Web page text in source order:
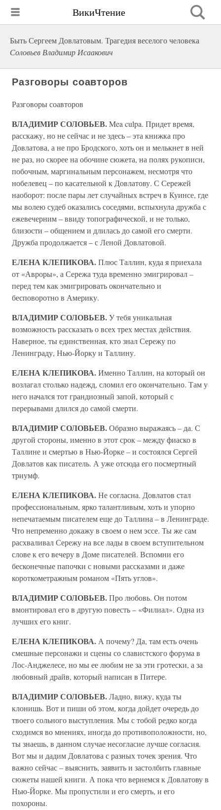
ВикиЧтение
Быть Сергеем Довлатовым. Трагедия веселого человека
Соловьев Владимир Исаакович
Разговоры соавторов
Разговоры соавторов
ВЛАДИМИР СОЛОВЬЕВ.Mea culpa. Придет время,
расскажу, но не сейчас и не здесь – эта книжка про
Довлатова, а не про Бродского, хоть он и мелькнет в ней
не раз, но скорее на обочине сюжета, на полях рукописи,
побочным, маргинальным персонажем, несмотря что
нобелевец – по касательной к Довлатову. С Сережей
наоборот: после пары лет случайных встреч в Куинсе, где
мы волею судеб оказались соседями, вспыхнула дружба с
ежевечерним – ввиду топографической, и не только,
близости – общением и длилась до самой его смерти.
Дружба продолжается – с Леной Довлатовой.
ЕЛЕНА КЛЕПИКОВА.Плюс Таллин, куда я приехала
от «Авроры», а Сережа туда временно эмигрировал –
перед тем как эмигрировать окончательно и
бесповоротно в Америку.
ВЛАДИМИР СОЛОВЬЕВ.У тебя уникальная
возможность рассказать о всех трех местах действия.
Наверное, ты единственная, кто знал Сережу по
Ленинграду, Нью-Йорку и Таллину.
ЕЛЕНА КЛЕПИКОВА.Именно Таллин, на который он
возлагал столько надежд, сломил его окончательно. Там у
него начался тот грандиозный запой, который с
перерывами длился до самой смерти.
ВЛАДИМИР СОЛОВЬЕВ.Образно выражаясь – да. С
другой стороны, именно в этот срок – между фиаско в
Таллине и смертью в Нью-Йорке – и состоялся Сергей
Довлатов как писатель. А уже отсюда его посмертный
триумф.
ЕЛЕНА КЛЕПИКОВА.Не согласна. Довлатов стал
профессиональным, ярко талантливым, хоть и упорно
непечатаемым писателем еще до Таллина – в Ленинграде.
Что непременно докажу в своем о нем эссе. Ты же сам
расхваливал Сережу на все лады в своем вступительном
слове к его вечеру в Доме писателей. Вспомни его
бесконечные папочки с новыми рассказами и даже
короткометражным романом «Пять углов».
ВЛАДИМИР СОЛОВЬЕВ.Про любовь. Он потом
вмонтировал его в другую повесть – «Филиал». Одна из
лучших его книг.
ЕЛЕНА КЛЕПИКОВА. А почему? Да, там есть очень
смешные персонажи и сцены со славистского форума в
Лос-Анджелесе, но мы ее любим не за эти гротески, а за
любовный драйв, который написан в Питере.
ВЛАДИМИР СОЛОВЬЕВ.Ладно, вижу, куда ты
клонишь. Вот и пиши об этом, когда дойдет очередь до
твоего сольного выступления. Мы с тобой редко когда
сходимся во мнениях, иногда до противоположности, но,
ты знаешь, в данном случае несогласие лучше согласия.
Вот мы и дадим Довлатова с разных точек зрения. Что
важно сейчас – выяснить, заявить и застолбить главные
сюжеты нашей книги. А пока что вернемся к Довлатову в
Нью-Йорке. Мы пропустили и его смерть, и его
похороны.